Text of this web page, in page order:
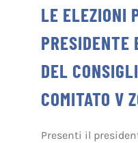
LE ELEZIONI
PRESIDENTE
DEL
COMITATO V
Presenti il